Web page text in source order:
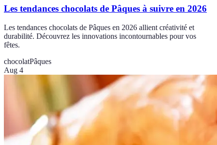
Les tendances chocolats de Pâques à suivre en 2026
Les tendances chocolats de Pâques en 2026 allient créativité et
durabilité. Découvrez les innovations incontournables pour vos
fêtes.
chocolatPâques
Aug 4